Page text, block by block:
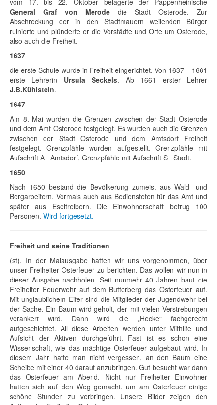
vom 17. bis 22. Oktober belagerte der Pappenheinische
General Graf von Merode die Stadt Osterode. Zur
Abschreckung der in den Stadtmauern weilenden Bürger
ruinierte und plünderte er die Vorstädte und Orte um Osterode,
also auch die Freiheit.
1637
die erste Schule wurde in Freiheit eingerichtet. Von 1637 – 1661
erste Lehrerin Ursula Seckels. Ab 1661 erster Lehrer
J.B.Kühlstein.
1647
Am 8. Mai wurden die Grenzen zwischen der Stadt Osterode
und dem Amt Osterode festgelegt. Es wurden auch die Grenzen
zwischen der Stadt Osterode und dem Amtsdorf Freiheit
festgelegt. Grenzpfähle wurden aufgestellt. Grenzpfähle mit
Aufschrift A= Amtsdorf, Grenzpfähle mit Aufschrift S= Stadt.
1650
Nach 1650 bestand die Bevölkerung zumeist aus Wald- und
Bergarbeitern. Vormals auch aus Bediensteten für das Amt und
später aus Eseltreibern. Die Einwohnerschaft betrug 100
Personen. Wird fortgesetzt.
Freiheit und seine Traditionen
(st). In der Maiausgabe hatten wir uns vorgenommen, über
unser Freiheiter Osterfeuer zu berichten. Das wollen wir nun in
dieser Ausgabe nachholen. Seit nunmehr 40 Jahren baut die
Freiheiter Feuerwehr auf dem Butterberg das Osterfeuer auf.
Mit unglaublichem Eifer sind die Mitglieder der Jugendwehr bei
der Sache. Ein Baum wird geholt, der mit vielen Verstrebungen
verankert wird. Dann wird die „Hecke“ fachgerecht
aufgeschichtet. All diese Arbeiten werden unter Mithilfe und
Aufsicht der Aktiven durchgeführt. Fast ist es schon eine
Wissenschaft, wie das mächtige Osterfeuer aufgebaut wird. In
diesem Jahr hatte man nicht vergessen, an den Baum eine
Scheibe mit einer 40 darauf anzubringen. Gut besucht war dann
das Osterfeuer am Abend. Nicht nur Freiheiter Einwohner
hatten sich auf den Weg gemacht, um am Osterfeuer einige
schöne Stunden zu verbringen. Unsere Bilder zeigen den